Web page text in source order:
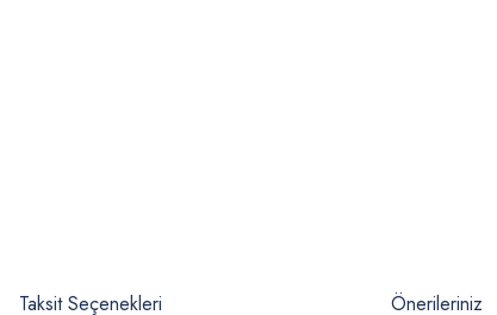
Taksit Seçenekleri Önerileriniz